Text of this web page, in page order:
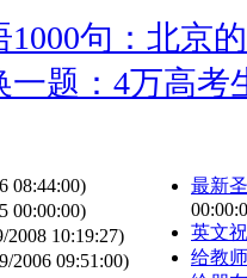
1000句：北京
一题：4万高考
08:44:00)
00:00:00)
2008 10:19:27)
2006 09:51:00)
最新
英文
给教